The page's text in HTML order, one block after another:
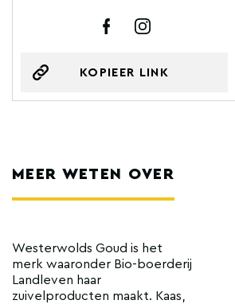
KOPIEER LINK
MEER WETEN OVER
Westerwolds Goud is het
merk waaronder Bio-boerderij
Landleven haar
zuivelproducten maakt. Kaas,